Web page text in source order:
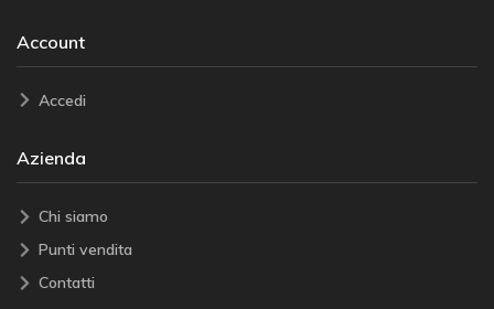
Account
Accedi
Azienda
Chi siamo
Punti vendita
Contatti